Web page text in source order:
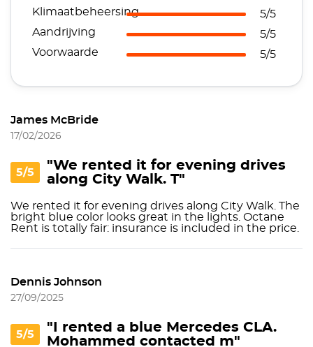
Klimaatbeheersing
5/5
Aandrijving
5/5
Voorwaarde
5/5
James McBride
17/02/2026
5/5
"We rented it for evening drives
along City Walk. T"
We rented it for evening drives along City Walk. The
bright blue color looks great in the lights. Octane
Rent is totally fair: insurance is included in the price.
Dennis Johnson
27/09/2025
5/5
"I rented a blue Mercedes CLA.
Mohammed contacted m"